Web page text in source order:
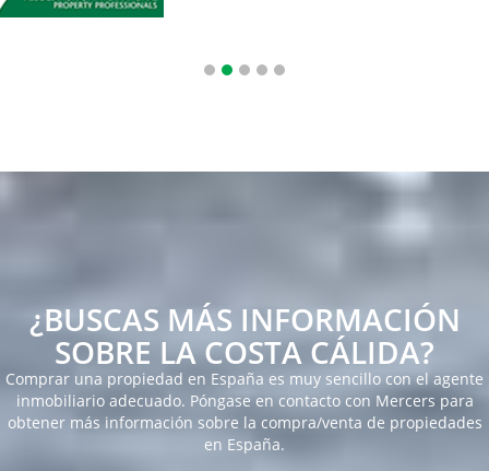
¿BUSCAS MÁS INFORMACIÓN
SOBRE LA COSTA CÁLIDA?
Comprar una propiedad en España es muy sencillo con el agente
inmobiliario adecuado. Póngase en contacto con Mercers para
obtener más información sobre la compra/venta de propiedades
en España.